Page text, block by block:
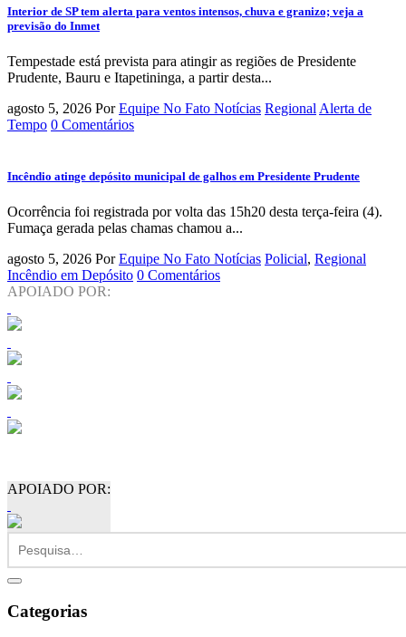
Interior de SP tem alerta para ventos intensos, chuva e granizo; veja a
previsão do Inmet
Tempestade está prevista para atingir as regiões de Presidente
Prudente, Bauru e Itapetininga, a partir desta...
agosto 5, 2026 Por Equipe No Fato Notícias Regional Alerta de
Tempo 0 Comentários
Incêndio atinge depósito municipal de galhos em Presidente Prudente
Ocorrência foi registrada por volta das 15h20 desta terça-feira (4).
Fumaça gerada pelas chamas chamou a...
agosto 5, 2026 Por Equipe No Fato Notícias Policial, Regional
Incêndio em Depósito 0 Comentários
APOIADO POR:
APOIADO POR:
Categorias